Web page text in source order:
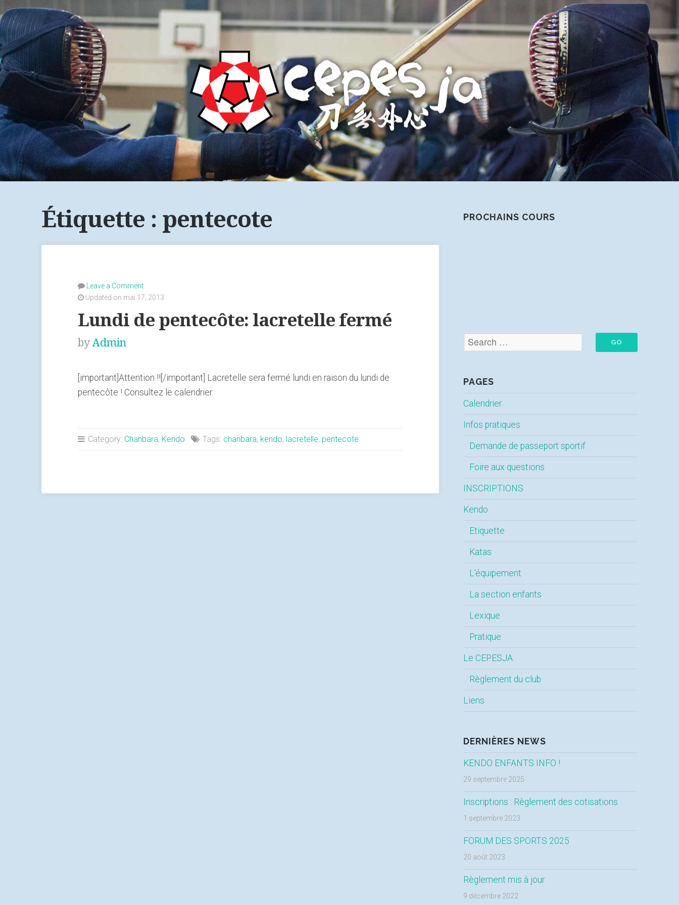
Étiquette : pentecote
Leave a Comment
Updated on mai 17, 2013
Lundi de pentecôte: lacretelle fermé
byAdmin
[important]Attention !![/important] Lacretelle sera fermé lundi en raison du lundi de
pentecôte ! Consultez le calendrier.
Category: Chanbara, Kendo Tags: chanbara, kendo, lacretelle, pentecote
PROCHAINS COURS
PAGES
Calendrier
Infos pratiques
Demande de passeport sportif
Foire aux questions
INSCRIPTIONS
Kendo
Etiquette
Katas
L’équipement
La section enfants
Lexique
Pratique
Le CEPESJA
Règlement du club
Liens
DERNIÈRES NEWS
KENDO ENFANTS INFO !
29 septembre 2025
Inscriptions : Règlement des cotisations
1 septembre 2023
FORUM DES SPORTS 2025
20 août 2023
Règlement mis à jour
9 décembre 2022